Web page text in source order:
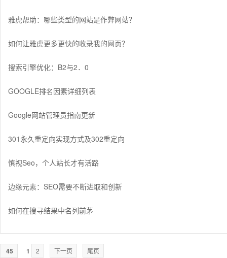
雅虎帮助：哪些类型的网站是作弊网站？
如何让雅虎更多更快的收录我的网页？
搜索引擎优化：B2与2．0
GOOGLE排名因素详细列表
Google网站管理员指南更新
301永久重定向实现方式及302重定向
慎视Seo，个人站长才有活路
边缘元素：SEO需要不断进取和创新
如何在搜寻结果中名列前茅
45 1 2 下一页 尾页